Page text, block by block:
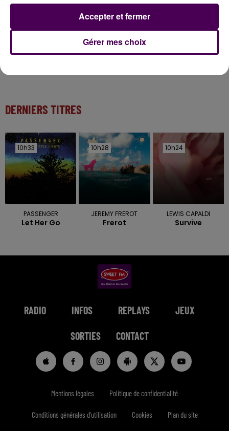
7 août 2026
DERNIERS TITRES
10h33
10h33
PASSENGER
Let Her Go
10h28
10h28
JEREMY FREROT
Frerot
10h24
10h24
LEWIS CAPALDI
Survive
RADIO INFOS REPLAYS JEUX
SORTIES CONTACT
Mentions légales Politique de confidentialité
Conditions générales d'utilisation Cookies Plan du site
Gérer mes choix
Accepter et fermer